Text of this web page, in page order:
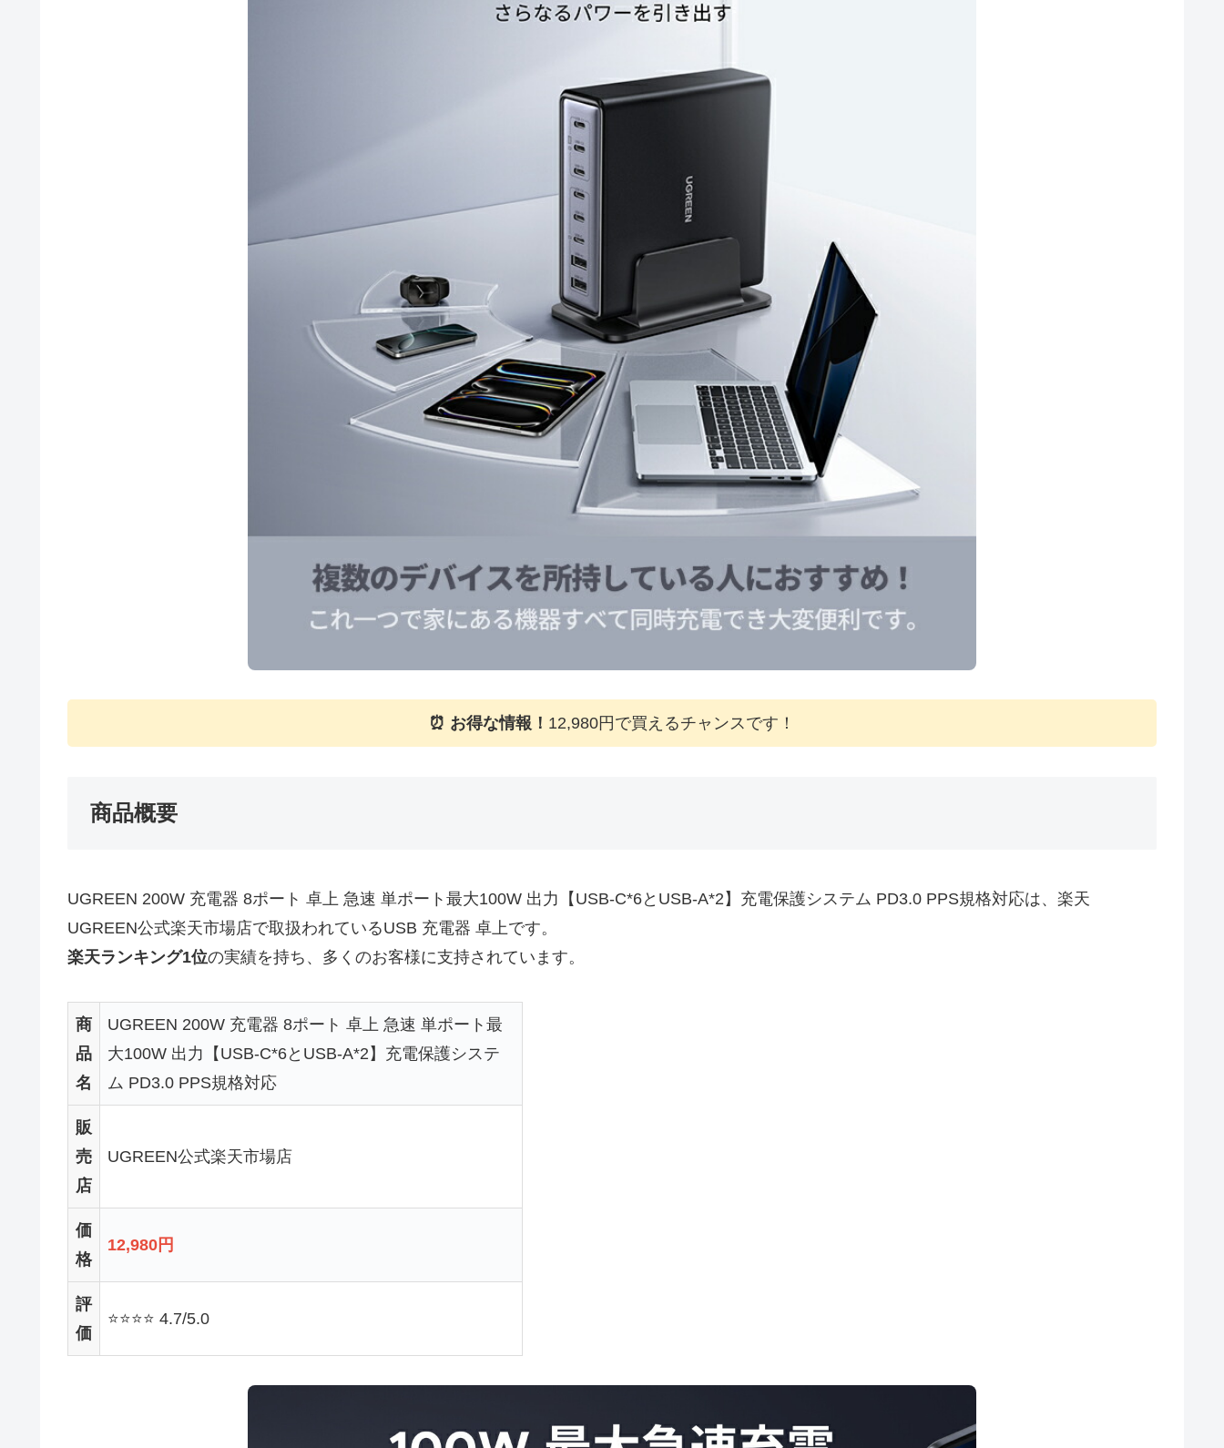
⏰ お得な情報！ 12,980円で買えるチャンスです！
商品概要
UGREEN 200W 充電器 8ポート 卓上 急速 単ポート最大100W 出力【USB-C*6とUSB-A*2】充電保護システム PD3.0 PPS規格対応は、楽天
UGREEN公式楽天市場店で取扱われているUSB 充電器 卓上です。
楽天ランキング1位の実績を持ち、多くのお客様に支持されています。
商
品
名
UGREEN 200W 充電器 8ポート 卓上 急速 単ポート最
大100W 出力【USB-C*6とUSB-A*2】充電保護システ
ム PD3.0 PPS規格対応
販
売
店
UGREEN公式楽天市場店
価
格
12,980円
評
価
⭐⭐⭐⭐ 4.7/5.0